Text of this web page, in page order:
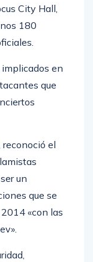
City Hall,
180
en
que
el
un
que se
«con las